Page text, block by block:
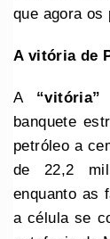
que agora os
A vitória de
A “vitória”
banquete
petróleo a
de 22,2
enquanto as
a célula se